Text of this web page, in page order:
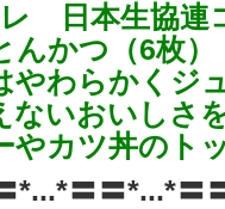
日本生協連
んかつ（6枚
やわらかくジ
ないおいしさ
やカツ丼のト
*...*〓〓*...*〓